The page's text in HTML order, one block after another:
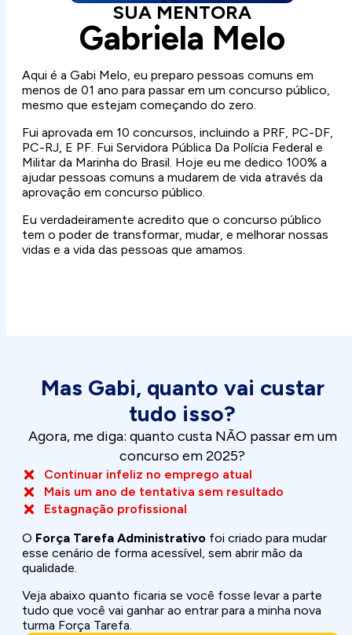
SUA MENTORA
Gabriela Melo
Aqui é a Gabi Melo, eu preparo pessoas comuns em
menos de 01 ano para passar em um concurso público,
mesmo que estejam começando do zero.
Fui aprovada em 10 concursos, incluindo a PRF, PC-DF,
PC-RJ, E PF. Fui Servidora Pública Da Polícia Federal e
Militar da Marinha do Brasil. Hoje eu me dedico 100% a
ajudar pessoas comuns a mudarem de vida através da
aprovação em concurso público.
Eu verdadeiramente acredito que o concurso público
tem o poder de transformar, mudar, e melhorar nossas
vidas e a vida das pessoas que amamos.
Mas Gabi, quanto vai custar
tudo isso?
Agora, me diga: quanto custa NÃO passar em um
concurso em 2025?
Continuar infeliz no emprego atual
Mais um ano de tentativa sem resultado
Estagnação profissional
O Força Tarefa Administrativo foi criado para mudar
esse cenário de forma acessível, sem abrir mão da
qualidade.
Veja abaixo quanto ficaria se você fosse levar a parte
tudo que você vai ganhar ao entrar para a minha nova
turma Força Tarefa.